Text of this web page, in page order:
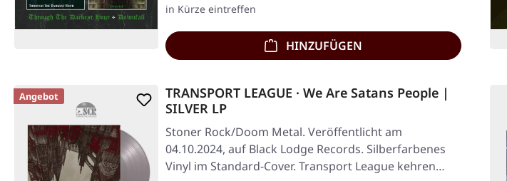
in Kürze eintreffen
HINZUFÜGEN
Angebot
TRANSPORT LEAGUE · We Are Satans People |
SILVER LP
Stoner Rock/Doom Metal. Veröffentlicht am
04.10.2024, auf Black Lodge Records. Silberfarbenes
Vinyl im Standard-Cover. Transport League kehren